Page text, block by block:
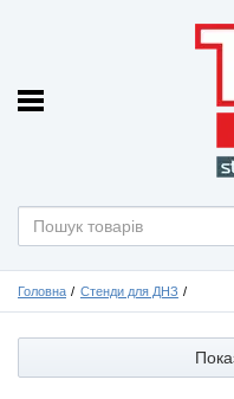
Головна Стенди для ДНЗ